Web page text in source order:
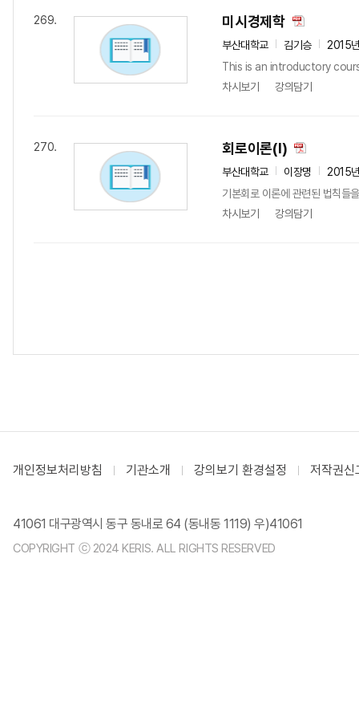
269. 미시경제학
부산대학교 김기승
2015
This is an introductory
차시보기
강의담기
270. 회로이론(I)
부산대학교 이장명
2015
기본회로 이론에 관련된 법칙들
차시보기
강의담기
개인정보처리방침 기관소개 강의보기 환경설정 저작권신
41061 대구광역시 동구 동내로 64 (동내동 1119) 우)41061
COPYRIGHT ⓒ 2024 KERIS. ALL RIGHTS RESERVED